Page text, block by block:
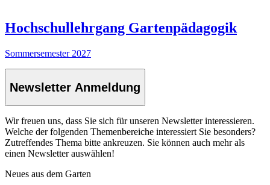
Hochschullehrgang Gartenpädagogik
Sommersemester 2027
Newsletter Anmeldung
Wir freuen uns, dass Sie sich für unseren Newsletter interessieren.
Welche der folgenden Themenbereiche interessiert Sie besonders?
Zutreffendes Thema bitte ankreuzen. Sie können auch mehr als
einen Newsletter auswählen!
Neues aus dem Garten